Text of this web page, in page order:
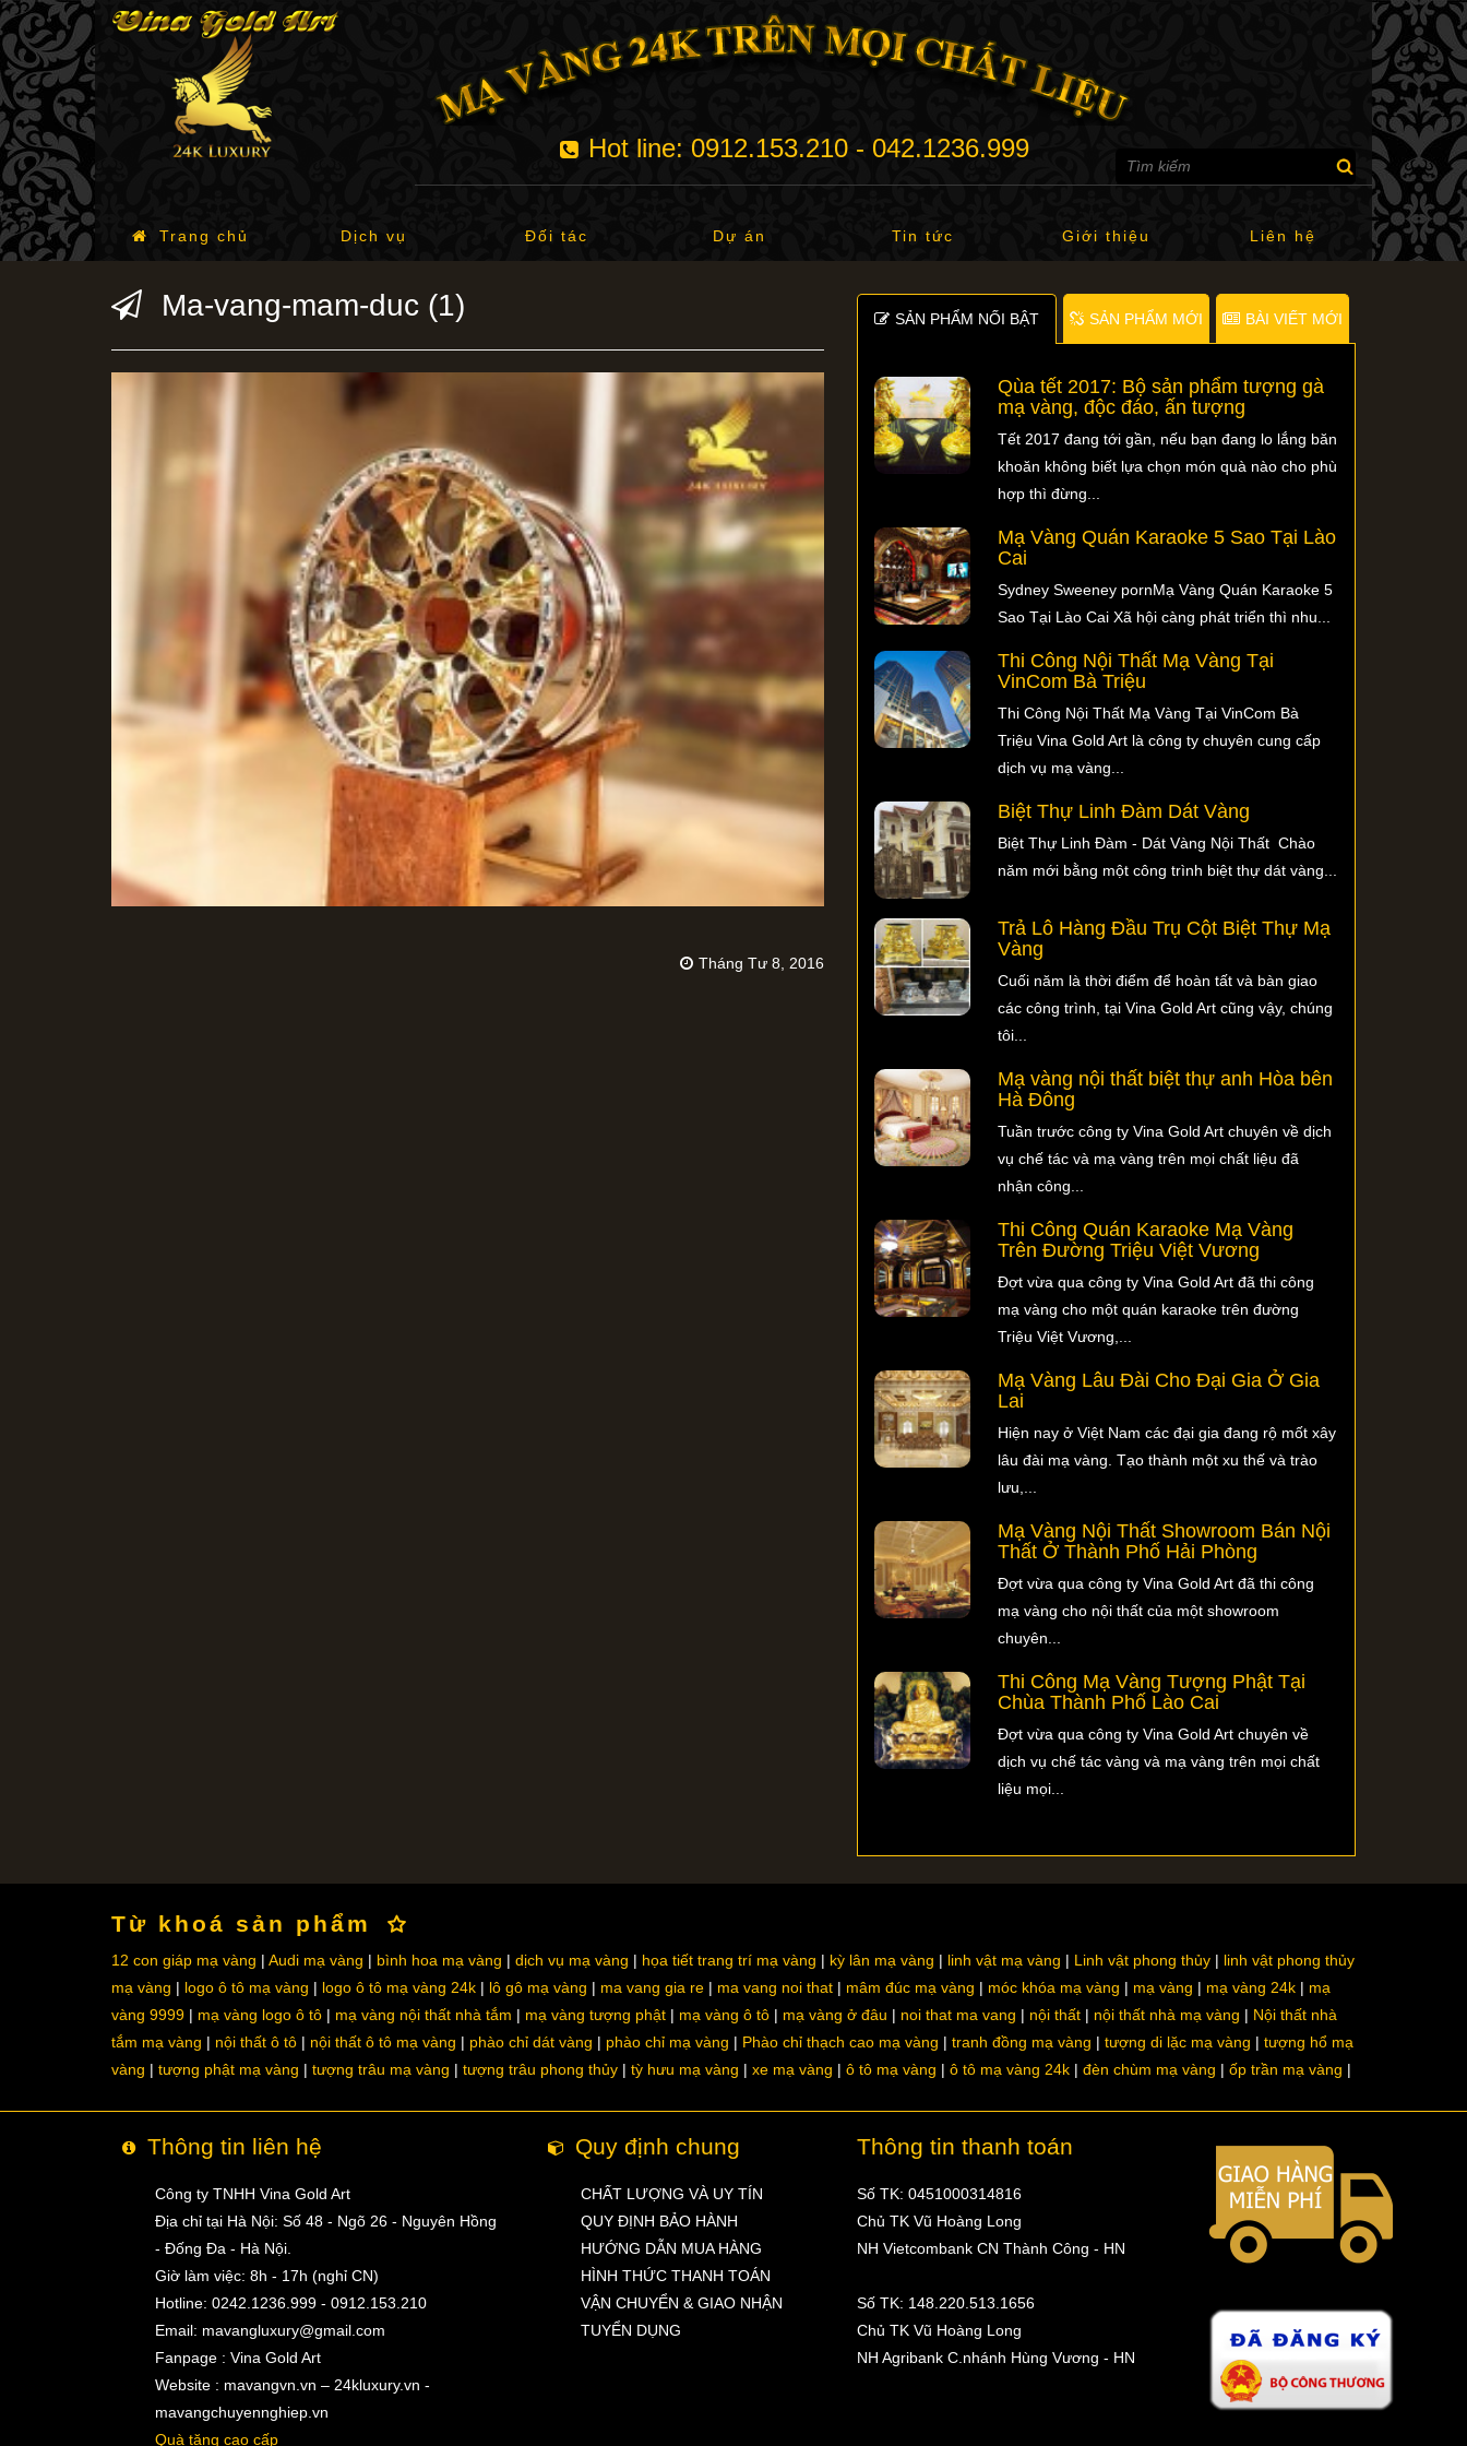
Hot line: 0912.153.210 - 042.1236.999
Trang chủ Dịch vụ Đối tác Dự án Tin tức Giới thiệu Liên hệ
Ma-vang-mam-duc (1)
Tháng Tư 8, 2016
SẢN PHẨM NỐI BẬT SẢN PHẨM MỚI BÀI VIẾT MỚI
Qùa tết 2017: Bộ sản phẩm tượng gà
mạ vàng, độc đáo, ấn tượng
Tết 2017 đang tới gần, nếu bạn đang lo lắng băn
khoăn không biết lựa chọn món quà nào cho phù
hợp thì đừng...
Mạ Vàng Quán Karaoke 5 Sao Tại Lào
Cai
Sydney Sweeney pornMạ Vàng Quán Karaoke 5
Sao Tại Lào Cai Xã hội càng phát triển thì nhu...
Thi Công Nội Thất Mạ Vàng Tại
VinCom Bà Triệu
Thi Công Nội Thất Mạ Vàng Tại VinCom Bà
Triệu Vina Gold Art là công ty chuyên cung cấp
dịch vụ mạ vàng...
Biệt Thự Linh Đàm Dát Vàng
Biệt Thự Linh Đàm - Dát Vàng Nội Thất Chào
năm mới bằng một công trình biệt thự dát vàng...
Trả Lô Hàng Đầu Trụ Cột Biệt Thự Mạ
Vàng
Cuối năm là thời điểm để hoàn tất và bàn giao
các công trình, tại Vina Gold Art cũng vậy, chúng
tôi...
Mạ vàng nội thất biệt thự anh Hòa bên
Hà Đông
Tuần trước công ty Vina Gold Art chuyên về dịch
vụ chế tác và mạ vàng trên mọi chất liệu đã
nhận công...
Thi Công Quán Karaoke Mạ Vàng
Trên Đường Triệu Việt Vương
Đợt vừa qua công ty Vina Gold Art đã thi công
mạ vàng cho một quán karaoke trên đường
Triệu Việt Vương,...
Mạ Vàng Lâu Đài Cho Đại Gia Ở Gia
Lai
Hiện nay ở Việt Nam các đại gia đang rộ mốt xây
lâu đài mạ vàng. Tạo thành một xu thế và trào
lưu,...
Mạ Vàng Nội Thất Showroom Bán Nội
Thất Ở Thành Phố Hải Phòng
Đợt vừa qua công ty Vina Gold Art đã thi công
mạ vàng cho nội thất của một showroom
chuyên...
Thi Công Mạ Vàng Tượng Phật Tại
Chùa Thành Phố Lào Cai
Đợt vừa qua công ty Vina Gold Art chuyên về
dịch vụ chế tác vàng và mạ vàng trên mọi chất
liệu mọi...
Từ khoá sản phẩm
12 con giáp mạ vàng Audi mạ vàng bình hoa mạ vàng dịch vụ mạ vàng họa tiết trang trí mạ vàng kỳ lân mạ vàng linh vật mạ vàng Linh vật phong thủy
linh vật phong thủy
mạ vàng
logo ô tô mạ vàng logo ô tô mạ vàng 24k lô gô mạ vàng ma vang gia re ma vang noi that mâm đúc mạ vàng móc khóa mạ vàng mạ vàng mạ vàng 24k
mạ
vàng 9999
mạ vàng logo ô tô mạ vàng nội thất nhà tắm mạ vàng tượng phật mạ vàng ô tô mạ vàng ở đâu noi that ma vang nội thất nội thất nhà mạ vàng
Nội thất nhà
tắm mạ vàng
nội thất ô tô nội thất ô tô mạ vàng phào chỉ dát vàng phào chỉ mạ vàng Phào chỉ thạch cao mạ vàng tranh đồng mạ vàng tượng di lặc mạ vàng
tượng hổ mạ
vàng
tượng phật mạ vàng tượng trâu mạ vàng tượng trâu phong thủy tỳ hưu mạ vàng xe mạ vàng ô tô mạ vàng ô tô mạ vàng 24k đèn chùm mạ vàng ốp trần mạ vàng
Thông tin liên hệ
Công ty TNHH Vina Gold Art
Địa chỉ tại Hà Nội: Số 48 - Ngõ 26 - Nguyên Hồng
- Đống Đa - Hà Nội.
Giờ làm việc: 8h - 17h (nghỉ CN)
Hotline: 0242.1236.999 - 0912.153.210
Email: mavangluxury@gmail.com
Fanpage : Vina Gold Art
Website : mavangvn.vn – 24kluxury.vn -
mavangchuyennghiep.vn
Quà tặng cao cấp
Quy định chung
CHẤT LƯỢNG VÀ UY TÍN
QUY ĐỊNH BẢO HÀNH
HƯỚNG DẪN MUA HÀNG
HÌNH THỨC THANH TOÁN
VẬN CHUYỂN & GIAO NHẬN
TUYỂN DỤNG
Thông tin thanh toán
Số TK: 0451000314816
Chủ TK Vũ Hoàng Long
NH Vietcombank CN Thành Công - HN
Số TK: 148.220.513.1656
Chủ TK Vũ Hoàng Long
NH Agribank C.nhánh Hùng Vương - HN